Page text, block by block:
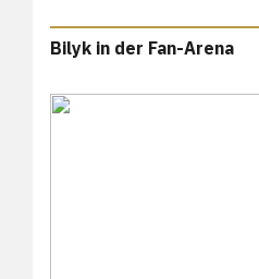
Bilyk in der Fan-Arena